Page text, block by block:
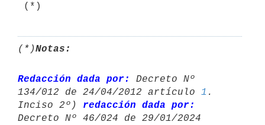
(*)
(*)Notas:
Redacción dada por:
Decreto Nº
134/012 de 24/04/2012 artículo 1 .
Inciso 2º) redacción dada por:
Decreto Nº 46/024 de 29/01/2024